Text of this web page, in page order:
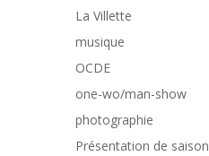
La Villette
musique
OCDE
one-wo/man-show
photographie
Présentation de saison